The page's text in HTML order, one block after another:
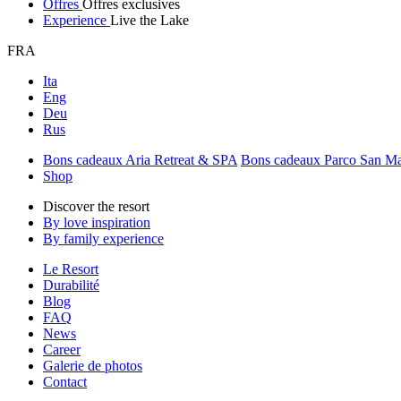
Offres Offres exclusives
Experience Live the Lake
FRA
Ita
Eng
Deu
Rus
Bons cadeaux Aria Retreat & SPA Bons cadeaux Parco San
Shop
Discover the resort
By love inspiration
By family experience
Le Resort
Durabilité
Blog
FAQ
News
Career
Galerie de photos
Contact